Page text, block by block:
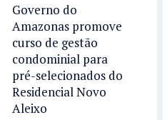
Governo do
Amazonas promove
curso de gestão
condominial para
pré-selecionados do
Residencial Novo
Aleixo